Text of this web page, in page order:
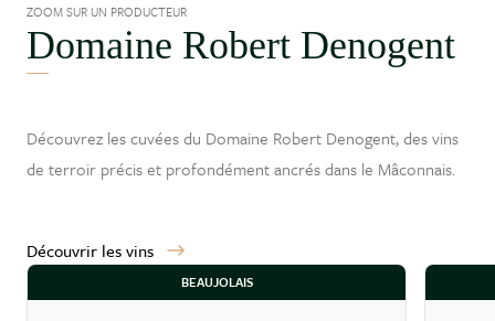
ZOOM SUR UN PRODUCTEUR
Domaine Robert Denogent
Découvrez les cuvées du Domaine Robert Denogent, des vins
de terroir précis et profondément ancrés dans le Mâconnais.
Découvrir les vins
BEAUJOLAIS